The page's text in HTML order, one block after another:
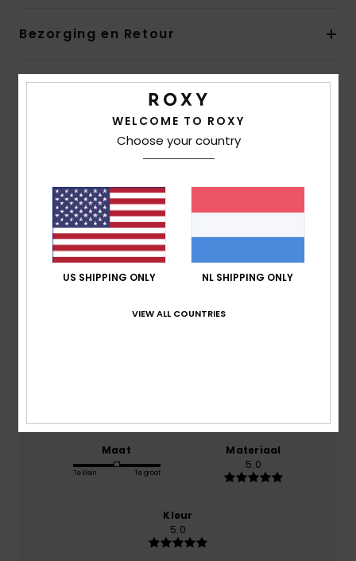
Bezorging en Retour
Reviews van klanten
Gemiddelde score
5.0
gebaseerd op1 geverifieerde beoordelingen
januari 2026
100% van onze klanten bevelen dit product aan
Comfort
Maat
Te klein Te groot
Materiaal
5.0
Kleur
5.0
WELCOME TO ROXY
Choose your country
US SHIPPING ONLY NL SHIPPING ONLY
VIEW ALL COUNTRIES